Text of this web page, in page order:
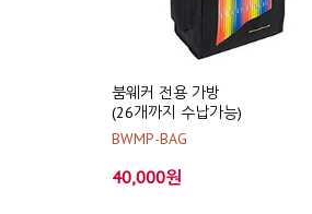
붐웨커 전용 가방
(26개까지 수납가능)
BWMP-BAG
40,000원